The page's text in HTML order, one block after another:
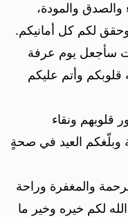
والمودة،
لكم كل أمانيكم.
سأجعل يوم عرفة
قلوبكم وأتم عليكم
قلوبهم ونقاء
وبلّغكم العيد في صحةٍ
والمغفرة وراحة
لكم خيره وخير ما